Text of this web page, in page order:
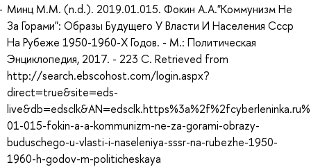
Минц М.М. (n.d.). 2019.01.015. Фокин А.А."Коммунизм Не
За Горами": Образы Будущего У Власти И Населения Ссср
На Рубеже 1950-1960-Х Годов. - М.: Политическая
Энциклопедия, 2017. - 223 С. Retrieved from
http://search.ebscohost.com/login.aspx?
direct=true&site=eds-
01-015-fokin-a-a-kommunizm-ne-za-gorami-obrazy-
buduschego-u-vlasti-i-naseleniya-sssr-na-rubezhe-1950-
1960-h-godov-m-politicheskaya